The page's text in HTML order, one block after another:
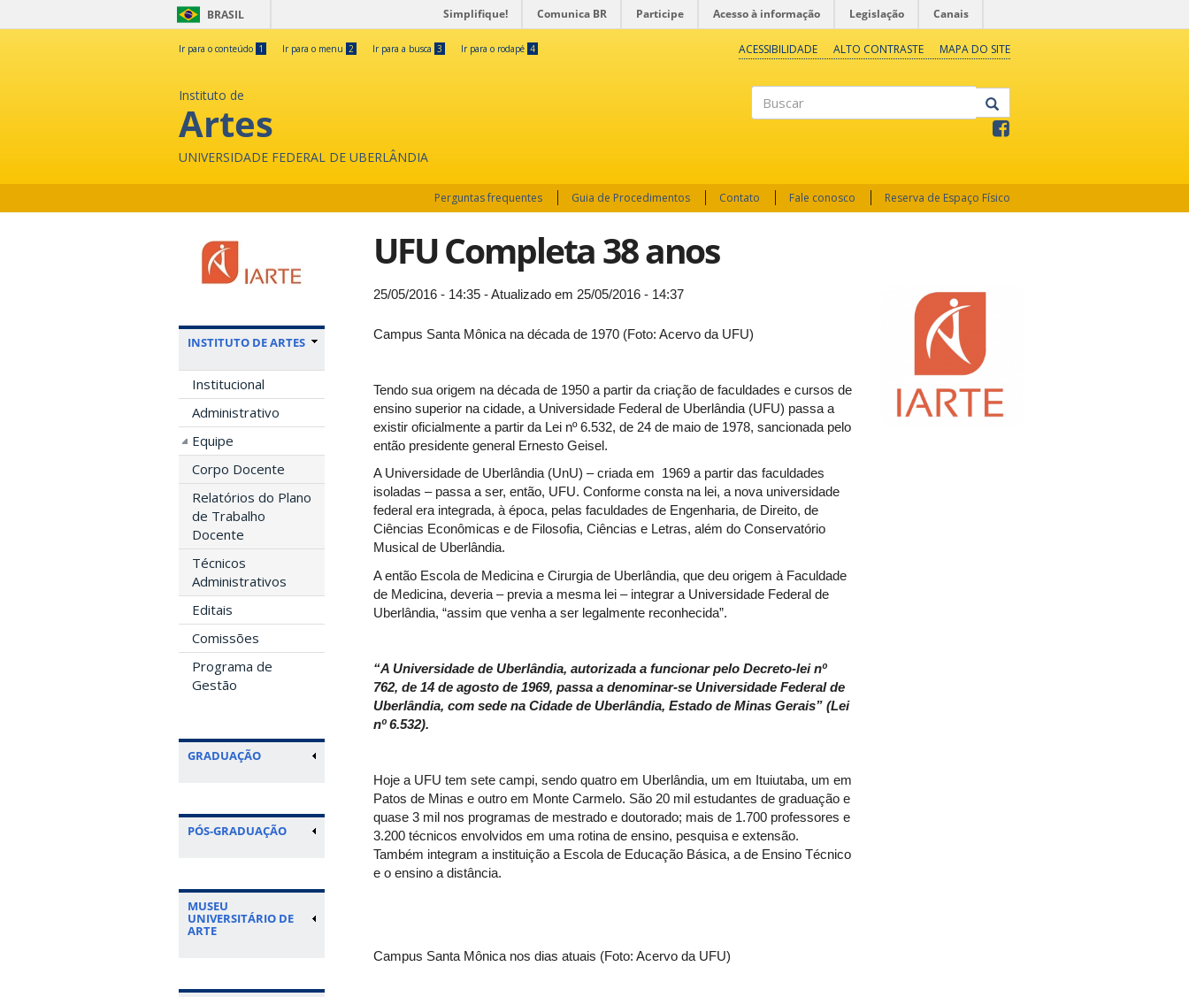
BRASIL Simplifique! Comunica BR Participe Acesso à informação Legislação Canais
Ir para o conteúdo 1 Ir para o menu 2 Ir para a busca 3 Ir para o rodapé 4 ACESSIBILIDADE ALTO CONTRASTE MAPA DO SITE
Instituto de
Artes
UNIVERSIDADE FEDERAL DE UBERLÂNDIA
Perguntas frequentes Guia de Procedimentos Contato Fale conosco Reserva de Espaço Físico
INSTITUTO DE ARTES
Institucional
Administrativo
Equipe
Corpo Docente
Relatórios do Plano
de Trabalho
Docente
Técnicos
Administrativos
Editais
Comissões
Programa de
Gestão
GRADUAÇÃO
PÓS-GRADUAÇÃO
MUSEU
UNIVERSITÁRIO DE
ARTE
UFU Completa 38 anos
25/05/2016 - 14:35 - Atualizado em 25/05/2016 - 14:37
Campus Santa Mônica na década de 1970 (Foto: Acervo da UFU)
Tendo sua origem na década de 1950 a partir da criação de faculdades e cursos de
ensino superior na cidade, a Universidade Federal de Uberlândia (UFU) passa a
existir oficialmente a partir da Lei nº 6.532, de 24 de maio de 1978, sancionada pelo
então presidente general Ernesto Geisel.
A Universidade de Uberlândia (UnU) – criada em 1969 a partir das faculdades
isoladas – passa a ser, então, UFU. Conforme consta na lei, a nova universidade
federal era integrada, à época, pelas faculdades de Engenharia, de Direito, de
Ciências Econômicas e de Filosofia, Ciências e Letras, além do Conservatório
Musical de Uberlândia.
A então Escola de Medicina e Cirurgia de Uberlândia, que deu origem à Faculdade
de Medicina, deveria – previa a mesma lei – integrar a Universidade Federal de
Uberlândia, “assim que venha a ser legalmente reconhecida”.
“A Universidade de Uberlândia, autorizada a funcionar pelo Decreto-lei nº
762, de 14 de agosto de 1969, passa a denominar-se Universidade Federal de
Uberlândia, com sede na Cidade de Uberlândia, Estado de Minas Gerais” (Lei
nº 6.532).
Hoje a UFU tem sete campi, sendo quatro em Uberlândia, um em Ituiutaba, um em
Patos de Minas e outro em Monte Carmelo. São 20 mil estudantes de graduação e
quase 3 mil nos programas de mestrado e doutorado; mais de 1.700 professores e
3.200 técnicos envolvidos em uma rotina de ensino, pesquisa e extensão.
Também integram a instituição a Escola de Educação Básica, a de Ensino Técnico
e o ensino a distância.
Campus Santa Mônica nos dias atuais (Foto: Acervo da UFU)